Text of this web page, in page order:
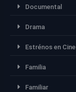
Documental
Drama
Estrénos en Cine
Familia
Familiar